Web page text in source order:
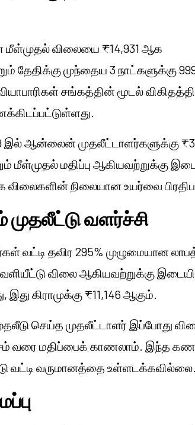
மீள்முதல் விலையை ₹14,931 ஆக
தேதிக்கு முந்தைய 3 நாட்களுக்கு
சங்கத்தின் மூடல்
இல் ஆன்லைன் முதலீட்டாளர்களுக்கு
மீள்முதல் மதிப்பு ஆகியவற்றுக்கு
நிலையான உயர்வை
வளர்ச்சி
வட்டி தவிர 295% முழுமையான
விலை ஆகியவற்றுக்கு
கிராமுக்கு ₹11,146 ஆகும்.
செய்த முதலீட்டாளர் இப்போது
லட்சம் வரை மதிப்பைக் காணலாம். இந்த
வட்டி வருமானத்தை உள்ளடக்கவில்லை.